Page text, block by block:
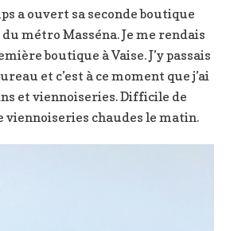
Deschamps
Lyon
6
a ouvert sa seconde boutique
du métro Masséna. Je me rendais
boutique à Vaise. J’y passais
et c’est à ce moment que j’ai
et viennoiseries. Difficile de
viennoiseries chaudes le matin.